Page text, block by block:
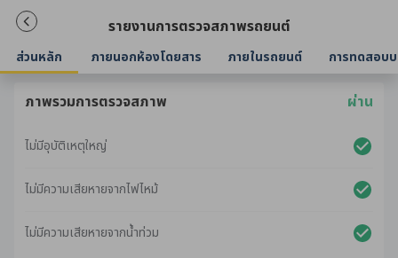
รายงานการตรวจสภาพรถยนต์
ส่วนหลัก ภายนอกห้องโดยสาร ภายในรถยนต์ การทดสอบ
ภาพรวมการตรวจสภาพ ผ่าน
ไม่มีอุบัติเหตุใหญ่
ไม่มีความเสียหายจากไฟไหม้
ไม่มีความเสียหายจากน้ำท่วม